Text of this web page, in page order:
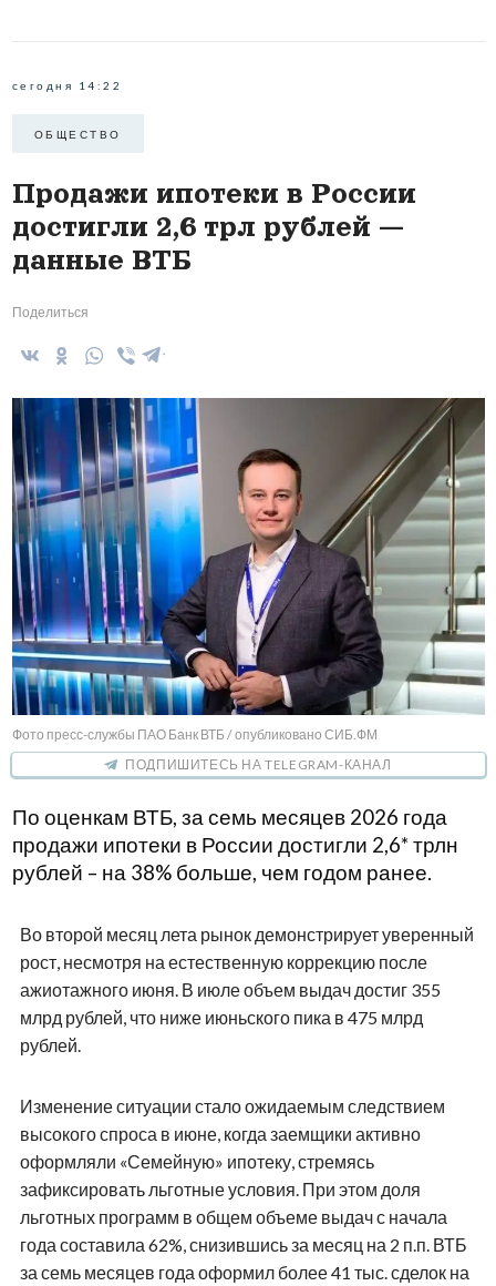
сегодня 14:22
ОБЩЕСТВО
Продажи ипотеки в России
достигли 2,6 трл рублей —
данные ВТБ
Поделиться
Фото пресс-службы ПАО Банк ВТБ / опубликовано СИБ.ФМ
ПОДПИШИТЕСЬ НА TELEGRAM-КАНАЛ
По оценкам ВТБ, за семь месяцев 2026 года
продажи ипотеки в России достигли 2,6* трлн
рублей – на 38% больше, чем годом ранее.
Во второй месяц лета рынок демонстрирует уверенный
рост, несмотря на естественную коррекцию после
ажиотажного июня. В июле объем выдач достиг 355
млрд рублей, что ниже июньского пика в 475 млрд
рублей.
Изменение ситуации стало ожидаемым следствием
высокого спроса в июне, когда заемщики активно
оформляли «Семейную» ипотеку, стремясь
зафиксировать льготные условия. При этом доля
льготных программ в общем объеме выдач с начала
года составила 62%, снизившись за месяц на 2 п.п. ВТБ
за семь месяцев года оформил более 41 тыс. сделок на